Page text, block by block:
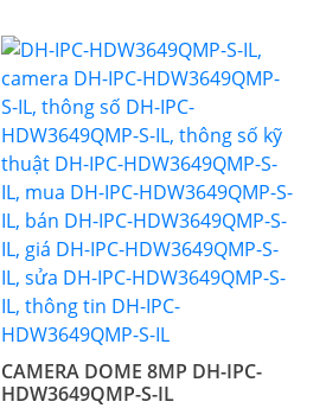
sác nét kêt hợp cùng loa và mic thu
âm thanh và dàm thoại chát lượng
cao
CAMERA DOME 8MP DH-IPC-
HDW3649QMP-S-IL